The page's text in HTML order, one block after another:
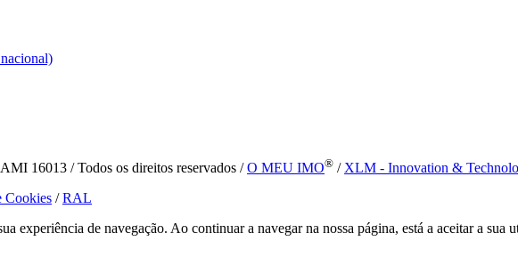
16013 / Todos os direitos reservados /O MEU IMO® / XLM - Innovation &
Cookies /RAL
experiência de navegação. Ao continuar a navegar na nossa página, está a aceitar a sua